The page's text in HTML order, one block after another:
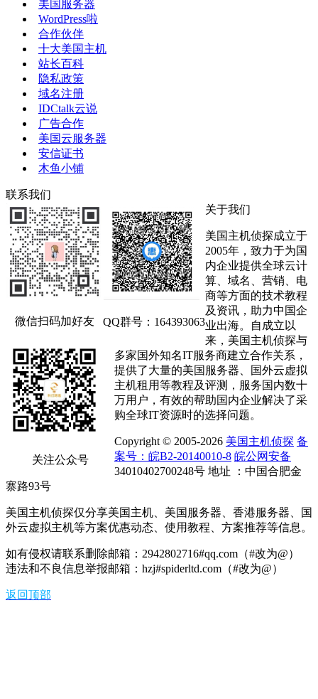
美国服务器
WordPress啦
合作伙伴
十大美国主机
站长百科
隐私政策
域名注册
IDCtalk云说
广告合作
美国云服务器
安信证书
木鱼小铺
联系我们
微信扫码加好友 QQ群号：164393063
关注公众号
关于我们
美国主机侦探成立于
2005年，致力于为国
内企业提供全球云计
算、域名、营销、电
商等方面的技术教程
及资讯，助力中国企
业出海。自成立以
来，美国主机侦探与
多家国外知名IT服务商建立合作关系，
提供了大量的美国服务器、国外云虚拟
主机租用等教程及评测，服务国内数十
万用户，有效的帮助国内企业解决了采
购全球IT资源时的选择问题。
Copyright © 2005-2026 美国主机侦探 备
案号：皖B2-20140010-8 皖公网安备
34010402700248号 地址 ：中国合肥金
寨路93号
美国主机侦探仅分享美国主机、美国服务器、香港服务器、国
外云虚拟主机等方案优惠动态、使用教程、方案推荐等信息。
如有侵权请联系删除邮箱：2942802716#qq.com（#改为@）
违法和不良信息举报邮箱：hzj#spiderltd.com（#改为@）
返回顶部